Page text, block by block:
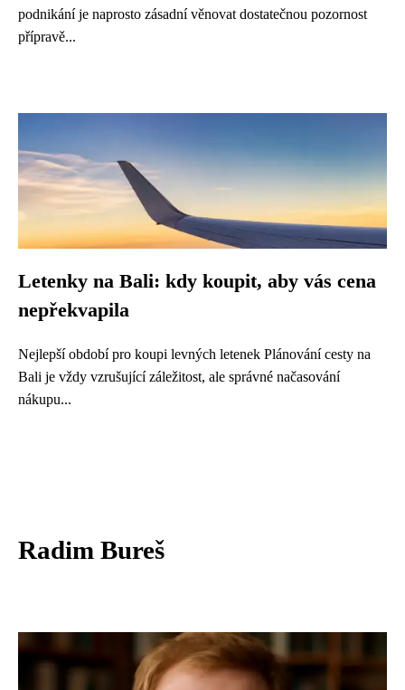
podnikání je naprosto zásadní věnovat dostatečnou pozornost
přípravě...
Letenky na Bali: kdy koupit, aby vás cena
nepřekvapila
Nejlepší období pro koupi levných letenek Plánování cesty na
Bali je vždy vzrušující záležitost, ale správné načasování
nákupu...
Radim Bureš